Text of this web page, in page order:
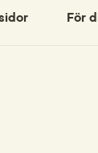
För